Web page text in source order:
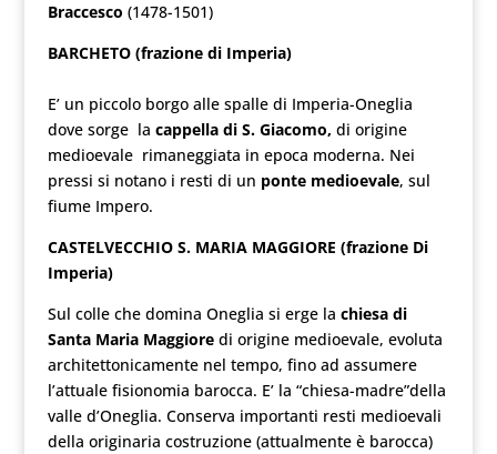
Braccesco (1478-1501)
BARCHETO (frazione di Imperia)
E’ un piccolo borgo alle spalle di Imperia-Oneglia
dove sorge la cappella di S. Giacomo, di origine
medioevale rimaneggiata in epoca moderna. Nei
pressi si notano i resti di un ponte medioevale, sul
fiume Impero.
CASTELVECCHIO S. MARIA MAGGIORE (frazione Di
Imperia)
Sul colle che domina Oneglia si erge la chiesa di
Santa Maria Maggioredi origine medioevale, evoluta
architettonicamente nel tempo, fino ad assumere
l’attuale fisionomia barocca. E’ la “chiesa-madre”della
valle d’Oneglia. Conserva importanti resti medioevali
della originaria costruzione (attualmente è barocca)